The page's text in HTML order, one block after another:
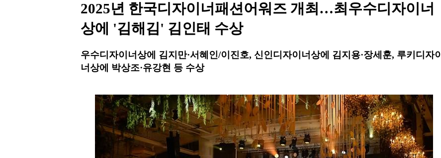
2025년 한국디자이너패션어워즈 개최…최우수디자이너
상에 '김해김' 김인태 수상
우수디자이너상에 김지만·서혜인/이진호, 신인디자이너상에 김지용·장세훈, 루키디자이
너상에 박상조·유강현 등 수상